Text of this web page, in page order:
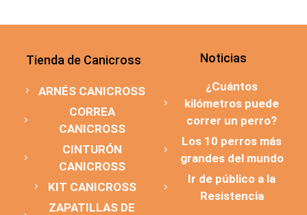
Tienda de Canicross
ARNÉS CANICROSS
CORREA
CANICROSS
CINTURÓN
CANICROSS
KIT CANICROSS
ZAPATILLAS DE
Noticias
¿Cuántos
kilómetros puede
correr un perro?
Los 10 perros más
grandes del mundo
Ir de público a la
Resistencia